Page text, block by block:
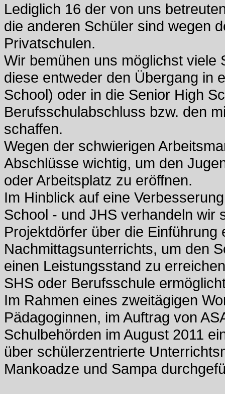
Lediglich 16 der von uns
die anderen Schüler sind wegen
Privatschulen.
Wir bemühen uns möglichst
diese entweder den Übergang in
School) oder in die Senior High
Berufsschulabschluss bzw. den
schaffen.
Wegen der schwierigen
Abschlüsse wichtig, um den
oder Arbeitsplatz zu eröffnen.
Im Hinblick auf eine
School - und JHS verhandeln wir
Projektdörfer über die Einführung
Nachmittagsunterrichts, um den
einen Leistungsstand zu
SHS oder Berufsschule
Im Rahmen eines zweitägigen
Pädagoginnen, im Auftrag von
Schulbehörden im August 2011
über schülerzentrierte
Mankoadze und Sampa